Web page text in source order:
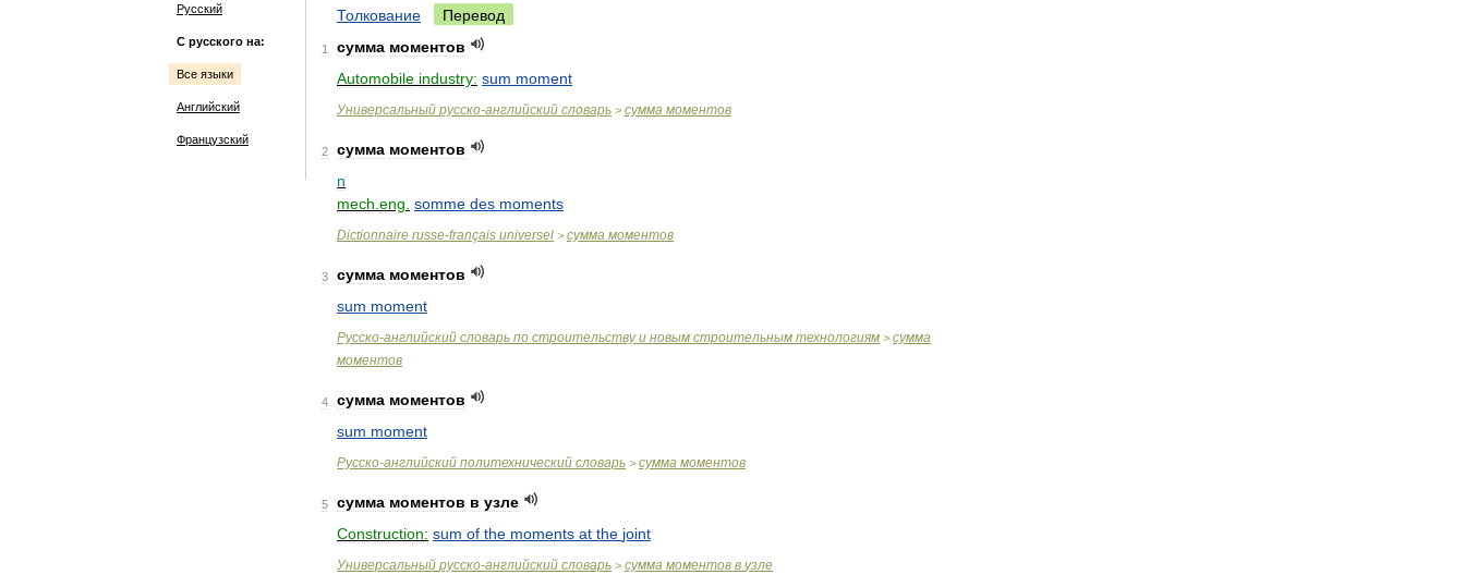
Русский
С русского на:
Все языки
Английский
Французский
Толкование Перевод
1 сумма моментов
Automobile industry: sum moment
Универсальный русско-английский словарь > сумма моментов
2 сумма моментов
n
mech eng somme des moments
Dictionnaire russe-français universel > сумма моментов
3 сумма моментов
sum moment
Русско-английский словарь по строительству и новым строительным технологиям > сумма
моментов
4 сумма моментов
sum moment
Русско-английский политехнический словарь > сумма моментов
5 сумма моментов в узле
Construction: sum of the moments at the joint
Универсальный русско-английский словарь > сумма моментов в узле